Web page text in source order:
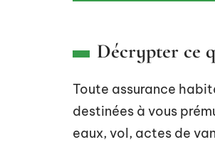
Décrypter ce
Toute assurance
destinées à vous
eaux, vol, actes de